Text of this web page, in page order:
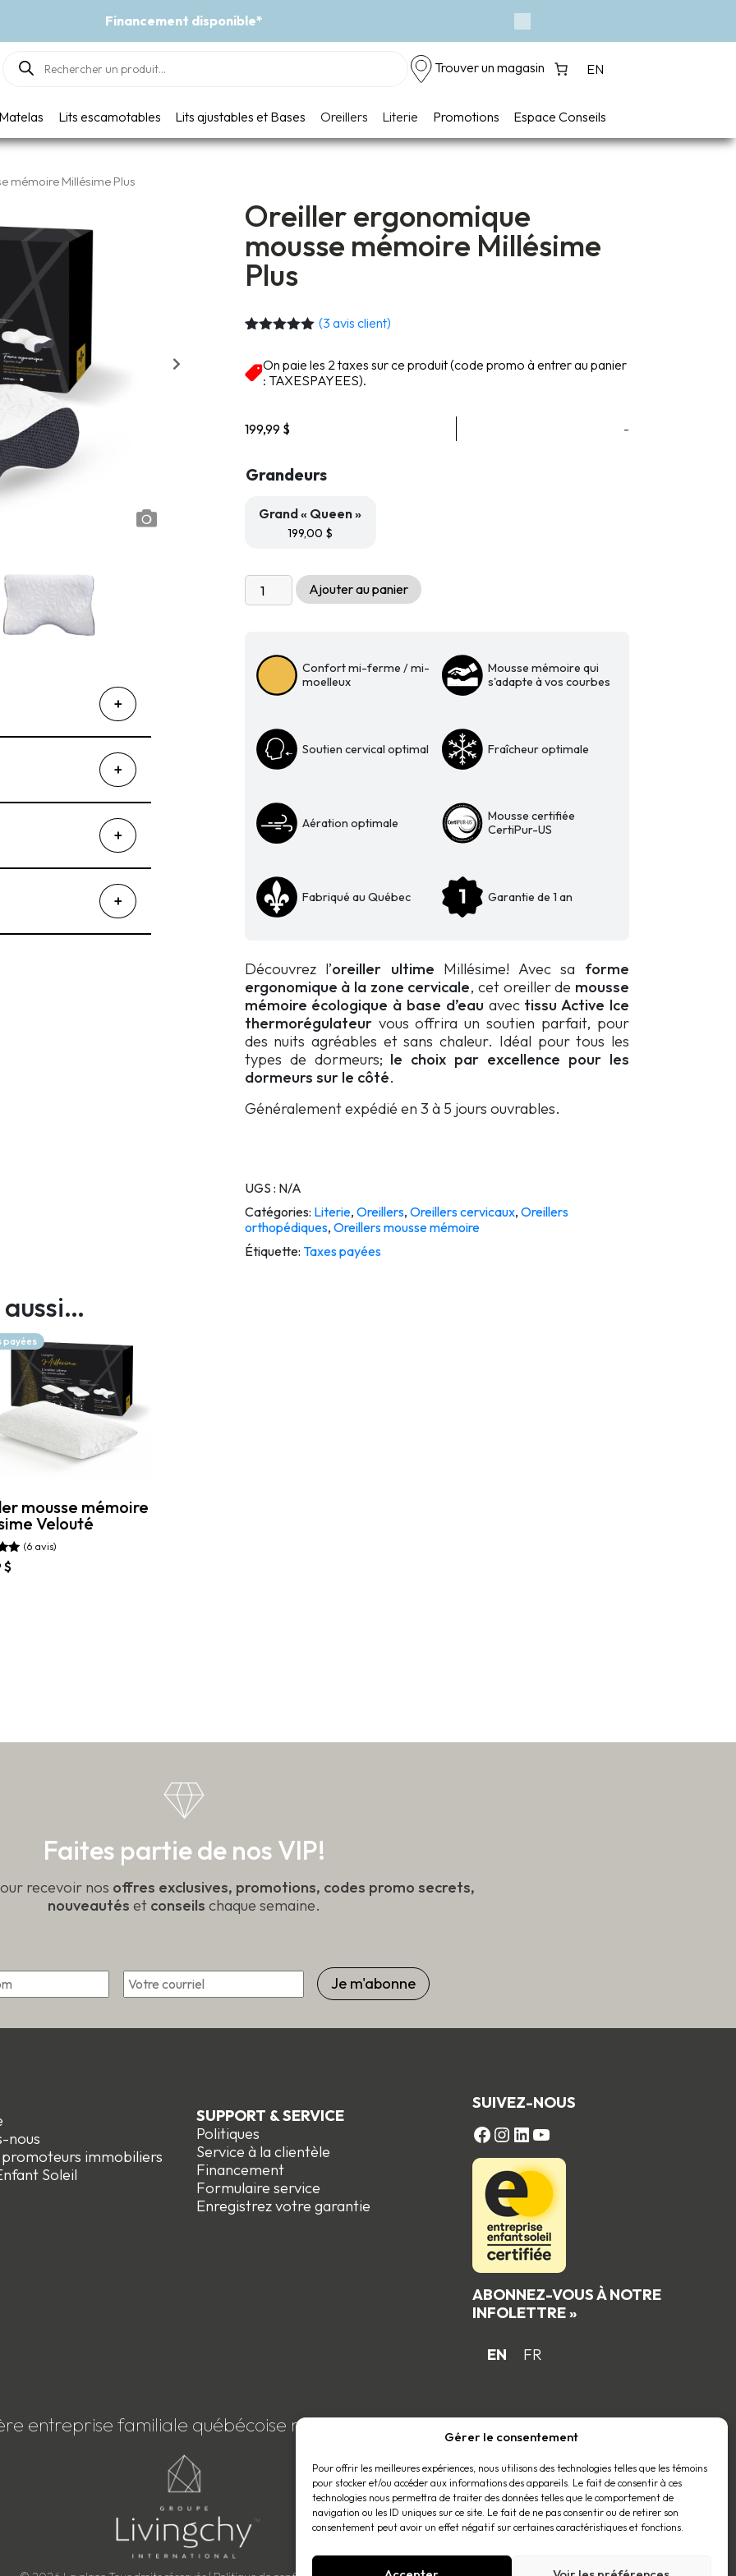
Gérer le consentement
Pour offrir les meilleures expériences, nous utilisons des technologies telles que les témoins
pour stocker et/ou accéder aux informations des appareils. Le fait de consentir à ces
technologies nous permettra de traiter des données telles que le comportement de
navigation ou les ID uniques sur ce site. Le fait de ne pas consentir ou de retirer son
consentement peut avoir un effet négatif sur certaines caractéristiques et fonctions.
Événement - Un vent de fraîcheur Next
Products
search Trouver un magasin EN
Matelas Lits escamotables Lits ajustables et Bases Oreillers Literie Promotions Espace Conseils
mémoire Millésime Plus
Oreiller ergonomique
mousse mémoire Millésime
Plus
basé sur
notations
(3 avis client)
On paie les 2 taxes sur ce produit (code promo à entrer au panier
: TAXESPAYEES).
199,99 $ -
Grandeurs
Grand « Queen »
199,00 $
quantité
de
mousse
mémoire
Millésime
Ajouter au panier
Confort mi-ferme / mi-
moelleux
Mousse mémoire qui
s'adapte à vos courbes
Soutien cervical optimal Fraîcheur optimale
Aération optimale
Mousse certifiée
CertiPur-US
Fabriqué au Québec Garantie de 1 an
Découvrez l’oreiller ultime Millésime! Avec sa forme
ergonomique à la zone cervicale, cet oreiller de mousse
mémoire écologique à base d’eau avec tissu Active Ice
thermorégulateur vous offrira un soutien parfait, pour
des nuits agréables et sans chaleur. Idéal pour tous les
types de dormeurs; le choix par excellence pour les
dormeurs sur le côté.
Généralement expédié en 3 à 5 jours ouvrables.
UGS : N/A
Catégories: Literie, Oreillers, Oreillers cervicaux, Oreillers
orthopédiques, Oreillers mousse mémoire
Étiquette: Taxes payées
payées
mousse mémoire
Velouté
(6 avis)
$
Faites partie de nos VIP!
recevoir nos offres exclusives, promotions, codes promo secrets,
nouveautés et conseils chaque semaine.
Prénom
nous
immobiliers
Soleil
SUPPORT & SERVICE
Politiques
Service à la clientèle
Financement
Formulaire service
Enregistrez votre garantie
SUIVEZ-NOUS
FACEBOOK
Instagram
LinkedIn
YouTube
ABONNEZ-VOUS À NOTRE
INFOLETTRE »
EN FR
entreprise familiale québécoise membre du